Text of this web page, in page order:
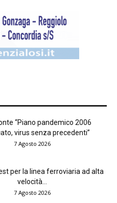
“Piano pandemico 2006
virus senza precedenti”
7 Agosto 2026
per la linea ferroviaria ad alta
velocità...
7 Agosto 2026